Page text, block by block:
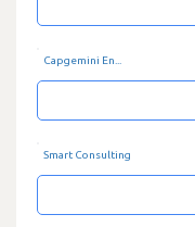
Capgemini En...
Smart Consulting